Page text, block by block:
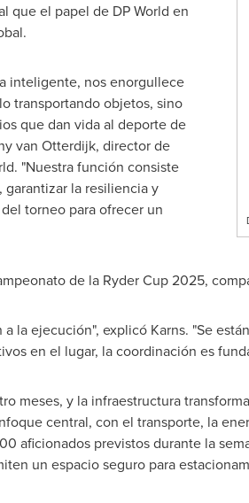
que el papel de DP World en
inteligente, nos enorgullece
transportando objetos, sino
que dan vida al deporte de
van Otterdijk, director de
"Nuestra función consiste
la resiliencia y
torneo para ofrecer un
de la Ryder Cup 2025,
a la ejecución", explicó Karns. "Se
en el lugar, la coordinación es
meses, y la infraestructura
central, con el transporte, la
aficionados previstos durante la
un espacio seguro para